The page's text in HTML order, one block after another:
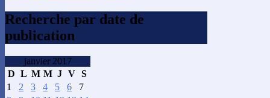
Recherche par date de
publication
janvier 2017
D L M M J V S
1
2 3 4 5 6
7